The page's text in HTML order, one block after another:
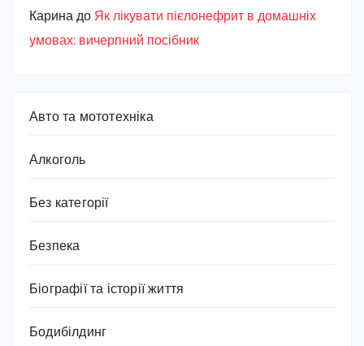
Карина до Як лікувати пієлонефрит в домашніх
умовах: вичерпний посібник
Авто та мототехніка
Алкоголь
Без категорії
Безпека
Біографії та історії життя
Бодибілдинг